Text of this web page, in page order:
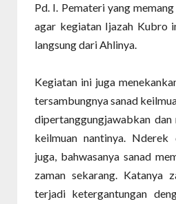
Pd. I. Pemateri yang
agar kegiatan Ijazah Kubro
langsung dari Ahlinya.
Kegiatan ini juga
tersambungnya sanad
dipertanggungjawabkan dan
keilmuan nantinya. Nderek
juga, bahwasanya sanad
zaman sekarang. Katanya
terjadi ketergantungan